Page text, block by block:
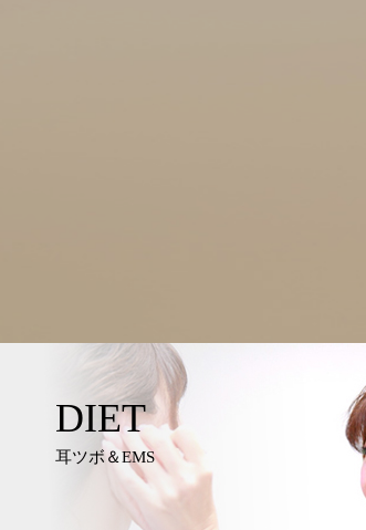
DIET
耳ツボ＆EMS